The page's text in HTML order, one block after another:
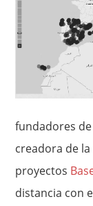
fundadores
creadora de
proyectos
distancia con